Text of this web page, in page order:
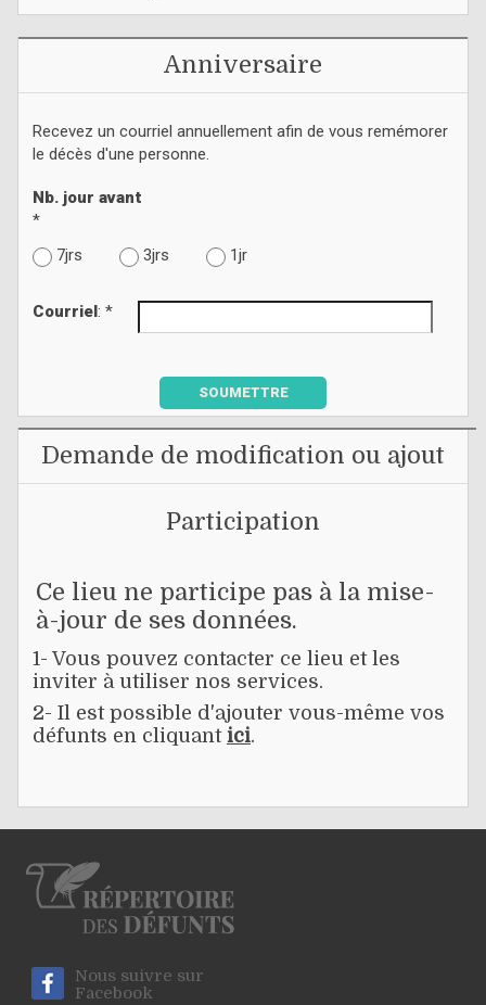
Anniversaire
Recevez un courriel annuellement afin de vous remémorer
le décès d'une personne.
Nb. jour avant
*
7jrs
3jrs 1jr
Courriel: *
SOUMETTRE
Demande de modification ou ajout
Participation
Ce lieu ne participe pas à la mise-
à-jour de ses données.
1- Vous pouvez contacter ce lieu et les
inviter à utiliser nos services.
2- Il est possible d'ajouter vous-même vos
défunts en cliquant ici.
Nous suivre sur
Facebook